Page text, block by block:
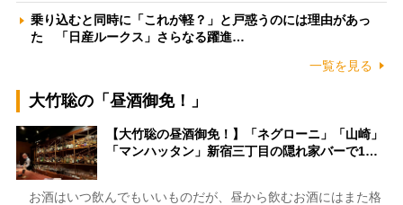
乗り込むと同時に「これが軽？」と戸惑うのには理由があっ
た 「日産ルークス」さらなる躍進…
一覧を見る
大竹聡の「昼酒御免！」
【大竹聡の昼酒御免！】「ネグローニ」「山崎」
「マンハッタン」新宿三丁目の隠れ家バーで1…
お酒はいつ飲んでもいいものだが、昼から飲むお酒にはまた格